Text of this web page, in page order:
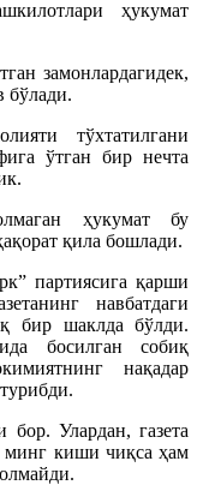
ҳукумат
замонлардагидек,
бўлади.
тўхтатилгани
ўтган бир нечта
ҳукумат бу
қила бошлади.
партиясига қарши
навбатдаги
бир шаклда бўлди.
босилган собиқ
нақадар
Улардан, газета
минг киши чиқса ҳам